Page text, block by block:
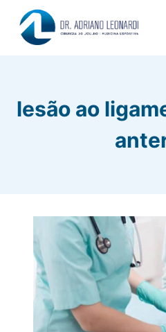
para
lesão ao